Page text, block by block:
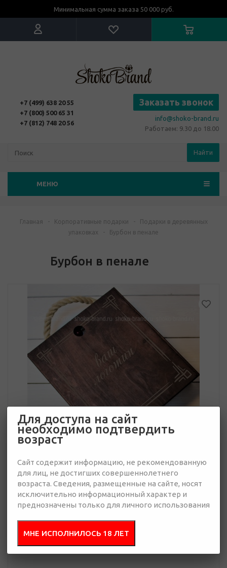
Минимальная сумма заказа 50 000 руб.
+7 (499) 638 20 55
+7 (800) 500 65 31
+7 (812) 748 20 56
Заказать звонок
info@shoko-brand.ru
Работаем: 9.30 до 18.00
Найти
МЕНЮ
Главная - Корпоративные подарки -
Подарки в деревянных
упаковках
- Бурбон в пенале
Бурбон в пенале
5 602 руб.
запрос
Для доступа на сайт
необходимо подтвердить
возраст
Сайт содержит информацию, не рекомендованную
для лиц, не достигших совершеннолетнего
возраста. Сведения, размещенные на сайте, носят
исключительно информационный характер и
преднозначены только для личного использования
МНЕ ИСПОЛНИЛОСЬ 18 ЛЕТ